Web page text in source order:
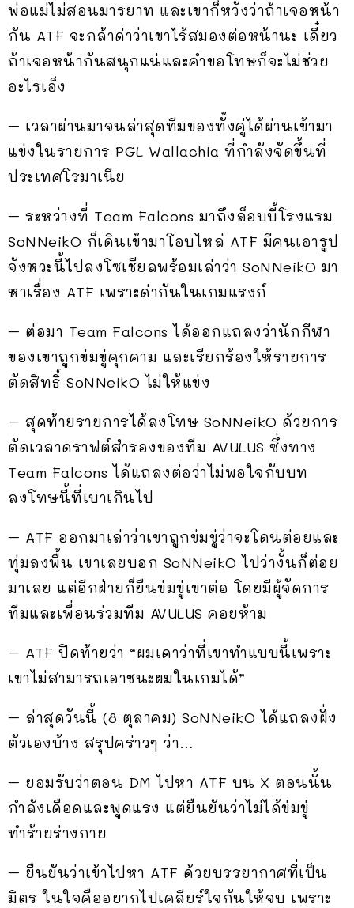
พ่อแม่ไม่สอนมารยาท และเขาก็หวังว่าถ้าเจอหน้า
กัน ATF จะกล้าด่าว่าเขาไร้สมองต่อหน้านะ เดี๋ยว
ถ้าเจอหน้ากันสนุกแน่และคำขอโทษก็จะไม่ช่วย
อะไรเอ็ง
– เวลาผ่านมาจนล่าสุดทีมของทั้งคู่ได้ผ่านเข้ามา
แข่งในรายการ PGL Wallachia ที่กำลังจัดขึ้นที่
ประเทศโรมาเนีย
– ระหว่างที่ Team Falcons มาถึงล็อบบี้โรงแรม
SoNNeikO ก็เดินเข้ามาโอบไหล่ ATF มีคนเอารูป
จังหวะนี้ไปลงโซเชียลพร้อมเล่าว่า SoNNeikO มา
หาเรื่อง ATF เพราะด่ากันในเกมแรงก์
– ต่อมา Team Falcons ได้ออกแถลงว่านักกีฬา
ของเขาถูกข่มขู่คุกคาม และเรียกร้องให้รายการ
ตัดสิทธิ์ SoNNeikO ไม่ให้แข่ง
– สุดท้ายรายการได้ลงโทษ SoNNeikO ด้วยการ
ตัดเวลาดราฟต์สำรองของทีม AVULUS ซึ่งทาง
Team Falcons ได้แถลงต่อว่าไม่พอใจกับบท
ลงโทษนี้ที่เบาเกินไป
– ATF ออกมาเล่าว่าเขาถูกข่มขู่ว่าจะโดนต่อยและ
ทุ่มลงพื้น เขาเลยบอก SoNNeikO ไปว่างั้นก็ต่อย
มาเลย แต่อีกฝ่ายก็ยืนข่มขู่เขาต่อ โดยมีผู้จัดการ
ทีมและเพื่อนร่วมทีม AVULUS คอยห้าม
– ATF ปิดท้ายว่า “ผมเดาว่าที่เขาทำแบบนี้เพราะ
เขาไม่สามารถเอาชนะผมในเกมได้”
– ล่าสุดวันนี้ (8 ตุลาคม) SoNNeikO ได้แถลงฝั่ง
ตัวเองบ้าง สรุปคร่าวๆ ว่า…
– ยอมรับว่าตอน DM ไปหา ATF บน X ตอนนั้น
กำลังเดือดและพูดแรง แต่ยืนยันว่าไม่ได้ข่มขู่
ทำร้ายร่างกาย
– ยืนยันว่าเข้าไปหา ATF ด้วยบรรยากาศที่เป็น
มิตร ในใจคืออยากไปเคลียร์ใจกันให้จบ เพราะ